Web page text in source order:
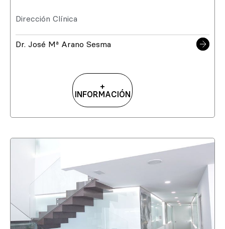
Dirección Clínica
Dr. José Mª Arano Sesma
+
INFORMACIÓN